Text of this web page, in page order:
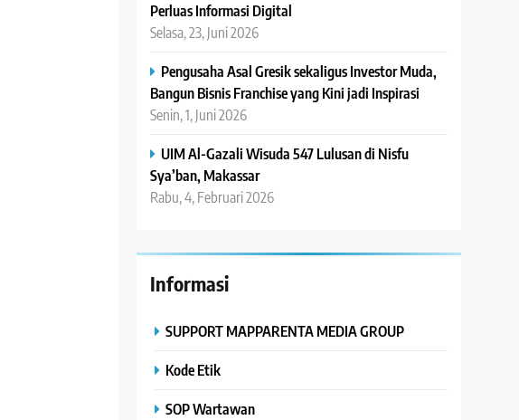
Perluas Informasi Digital
Selasa, 23, Juni 2026
Pengusaha Asal Gresik sekaligus Investor Muda,
Bangun Bisnis Franchise yang Kini jadi Inspirasi
Senin, 1, Juni 2026
UIM Al-Gazali Wisuda 547 Lulusan di Nisfu
Sya’ban, Makassar
Rabu, 4, Februari 2026
Informasi
SUPPORT MAPPARENTA MEDIA GROUP
Kode Etik
SOP Wartawan